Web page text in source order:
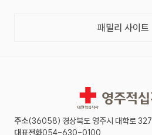
패밀리 사이트
영주적십자병원
주소(36058) 경상북도 영주시 대학로 327
대표전화054-630-0100